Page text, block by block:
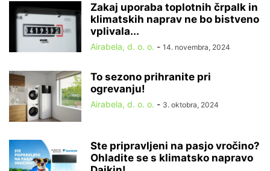
Zakaj uporaba toplotnih črpalk in
klimatskih naprav ne bo bistveno
vplivala...
Airabela, d. o. o. - 14. novembra, 2024
To sezono prihranite pri
ogrevanju!
Airabela, d. o. o. - 3. oktobra, 2024
Ste pripravljeni na pasjo vročino?
Ohladite se s klimatsko napravo